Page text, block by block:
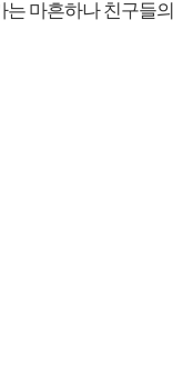
는 마흔하나 친구들의